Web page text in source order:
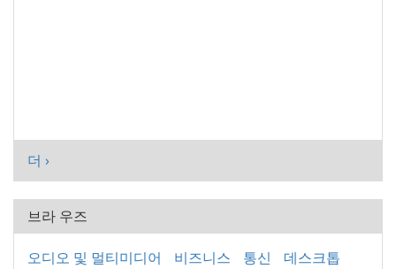
더 ›
브라 우즈
오디오 및 멀티미디어 비즈니스 통신
데스크톱